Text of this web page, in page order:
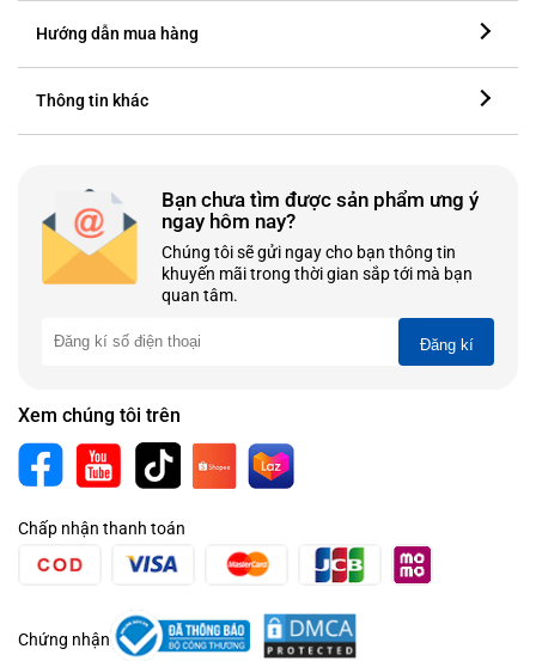
Hướng dẫn mua hàng
Thông tin khác
Bạn chưa tìm được sản phẩm ưng ý
ngay hôm nay?
Chúng tôi sẽ gửi ngay cho bạn thông tin
khuyến mãi trong thời gian sắp tới mà bạn
quan tâm.
Đăng kí
Xem chúng tôi trên
Chấp nhận thanh toán
Chứng nhận